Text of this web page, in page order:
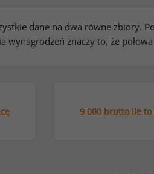
dane na dwa równe zbiory.
znaczy to, że
9 000 brutto ile